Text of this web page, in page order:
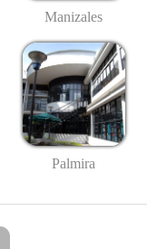
Manizales
Palmira